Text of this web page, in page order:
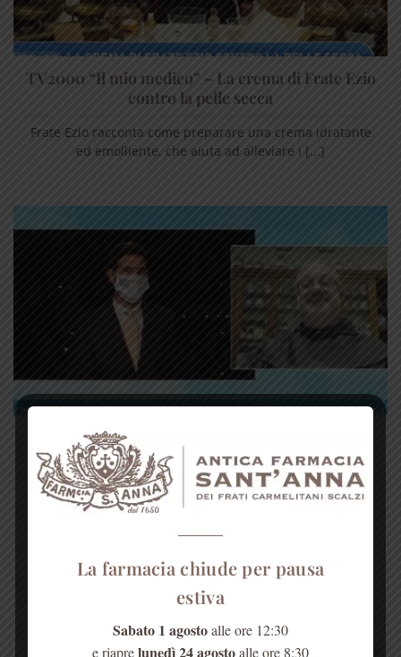
TV2000 “Il mio medico” – La crema di Frate Ezio
contro la pelle secca
Frate Ezio racconta come preparare una crema idratante
ed emolliente, che aiuta ad alleviare i [...]
Primocanale – Viaggio in Liguria: la prima
puntata 2021 con Frate Ezio
In questa prima puntata del 2021 di Viaggio in Liguria a
cura di Primocanale, Frate [...]
La farmacia chiude per pausa
estiva
Sabato 1 agostoalle ore 12:30
e riaprelunedì 24 agostoalle ore 8:30